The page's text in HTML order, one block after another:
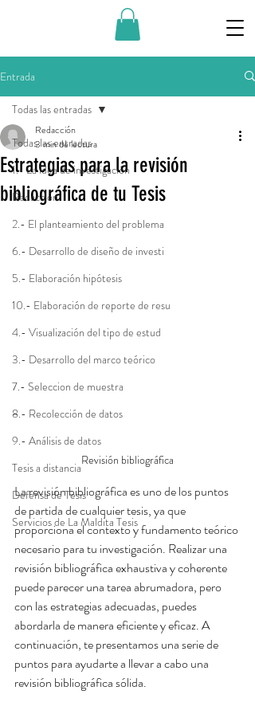
Entrada
Todas las entradas
1.- La idea de investigación
Redacción
2.- El planteamiento del problema
6.- Desarrollo de diseño de investi
5.- Elaboración hipótesis
10.- Elaboración de reporte de resu
4.- Visualización del tipo de estud
3.- Desarrollo del marco teórico
7.- Seleccion de muestra
8.- Recolección de datos
9.- Análisis de datos
Tesis a distancia
Defensa de Tesis
Servicios de La Maldita Tesis
Todas las entradas
Estrategias para la revisión
bibliográfica de tu Tesis
Redacción
3 min de lectura
Revisión bibliográfica
La revisión bibliográfica es uno de los puntos
de partida de cualquier tesis, ya que
proporciona el contexto y fundamento teórico
necesario para tu investigación. Realizar una
revisión bibliográfica exhaustiva y coherente
puede parecer una tarea abrumadora, pero
con las estrategias adecuadas, puedes
abordarla de manera eficiente y eficaz. A
continuación, te presentamos una serie de
puntos para ayudarte a llevar a cabo una
revisión bibliográfica sólida.